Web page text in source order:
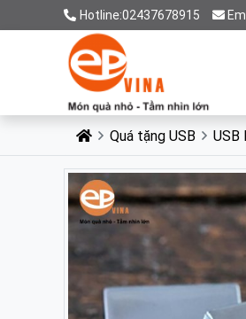
Hotline:02437678915
Quá tặng USB USB